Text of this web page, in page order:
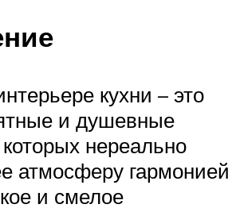
кухни – это
и душевные
нереально
атмосферу гармонией
и смелое